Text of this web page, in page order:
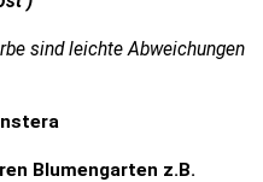
sind leichte Abweichungen
Blumengarten z.B.